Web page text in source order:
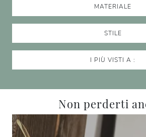
MATERIALE
STILE
I PIÙ VISTI A :
Non perderti